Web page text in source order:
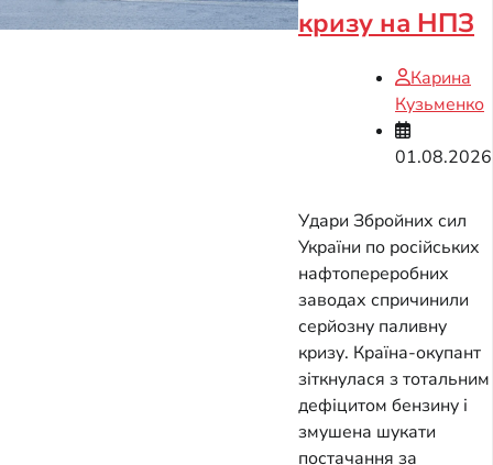
кризу на НПЗ
Карина
Кузьменко
01.08.2026
Удари Збройних сил
України по російських
нафтопереробних
заводах спричинили
серйозну паливну
кризу. Країна-окупант
зіткнулася з тотальним
дефіцитом бензину і
змушена шукати
постачання за